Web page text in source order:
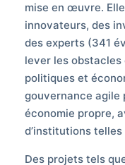
mise en œuvre.
innovateurs, des
des experts (341
lever les
politiques et
gouvernance agile
économie propre,
d’institutions
Des projets tels